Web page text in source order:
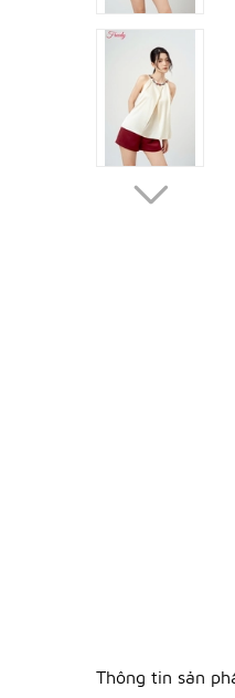
Thông tin sản